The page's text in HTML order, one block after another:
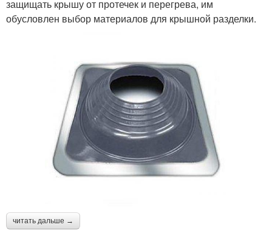
защищать крышу от протечек и перегрева, им
обусловлен выбор материалов для крышной разделки.
читать дальше →